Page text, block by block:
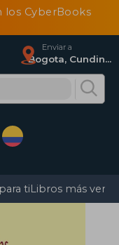
los CyberBooks
Enviar a
Bogota, Cundinamarca
tiLibros más